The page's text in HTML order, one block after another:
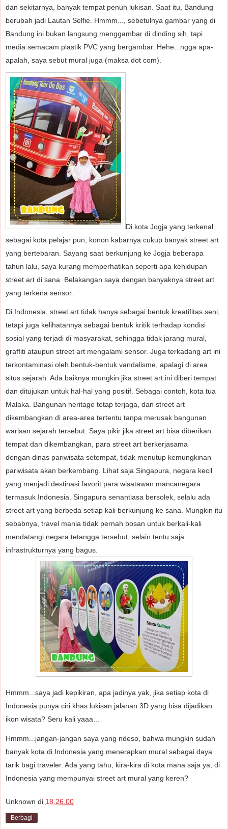
dan sekitarnya, banyak tempat penuh lukisan. Saat itu, Bandung
berubah jadi Lautan Selfie. Hmmm..., sebetulnya gambar yang di
Bandung ini bukan langsung menggambar di dinding sih, tapi
media semacam plastik PVC yang bergambar. Hehe...ngga apa-
apalah, saya sebut mural juga (maksa dot com).
Di kota Jogja yang terkenal
sebagai kota pelajar pun, konon kabarnya cukup banyak street art
yang bertebaran. Sayang saat berkunjung ke Jogja beberapa
tahun lalu, saya kurang memperhatikan seperti apa kehidupan
street art di sana. Belakangan saya dengan banyaknya street art
yang terkena sensor.
Di Indonesia, street art tidak hanya sebagai bentuk kreatifitas seni,
tetapi juga kelihatannya sebagai bentuk kritik terhadap kondisi
sosial yang terjadi di masyarakat, sehingga tidak jarang mural,
graffiti ataupun street art mengalami sensor. Juga terkadang art ini
terkontaminasi oleh bentuk-bentuk vandalisme, apalagi di area
situs sejarah. Ada baiknya mungkin jika street art ini diberi tempat
dan ditujukan untuk hal-hal yang positif. Sebagai contoh, kota tua
Malaka. Bangunan heritage tetap terjaga, dan street art
dikembangkan di area-area tertentu tanpa merusak bangunan
warisan sejarah tersebut. Saya pikir jika street art bisa diberikan
tempat dan dikembangkan, para street art berkerjasama
dengan dinas pariwisata setempat, tidak menutup kemungkinan
pariwisata akan berkembang. Lihat saja Singapura, negara kecil
yang menjadi destinasi favorit para wisatawan mancanegara
termasuk Indonesia. Singapura senantiasa bersolek, selalu ada
street art yang berbeda setiap kali berkunjung ke sana. Mungkin itu
sebabnya, travel mania tidak pernah bosan untuk berkali-kali
mendatangi negara tetangga tersebut, selain tentu saja
infrastrukturnya yang bagus.
Hmmm...saya jadi kepikiran, apa jadinya yak, jika setiap kota di
Indonesia punya ciri khas lukisan jalanan 3D yang bisa dijadikan
ikon wisata? Seru kali yaaa...
Hmmm...jangan-jangan saya yang ndeso, bahwa mungkin sudah
banyak kota di Indonesia yang menerapkan mural sebagai daya
tarik bagi traveler. Ada yang tahu, kira-kira di kota mana saja ya, di
Indonesia yang mempunyai street art mural yang keren?
Unknown di 18.26.00
Berbagi